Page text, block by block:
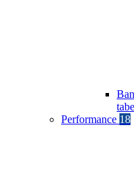
Performance 18